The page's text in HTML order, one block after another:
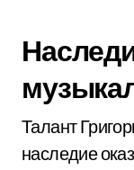
Талант
наследие